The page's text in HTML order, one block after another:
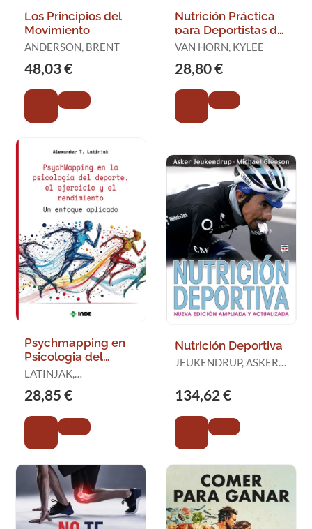
Los Principios del
Movimiento
ANDERSON, BRENT
48,03 €
Nutrición Práctica
para Deportistas de
Resistencia
VAN HORN, KYLEE
28,80 €
Psychmapping en
Psicologia del
Deporte Ejercicio y
LATINJAK,
28,85 €
Nutrición Deportiva
JEUKENDRUP, ASKER /
134,62 €